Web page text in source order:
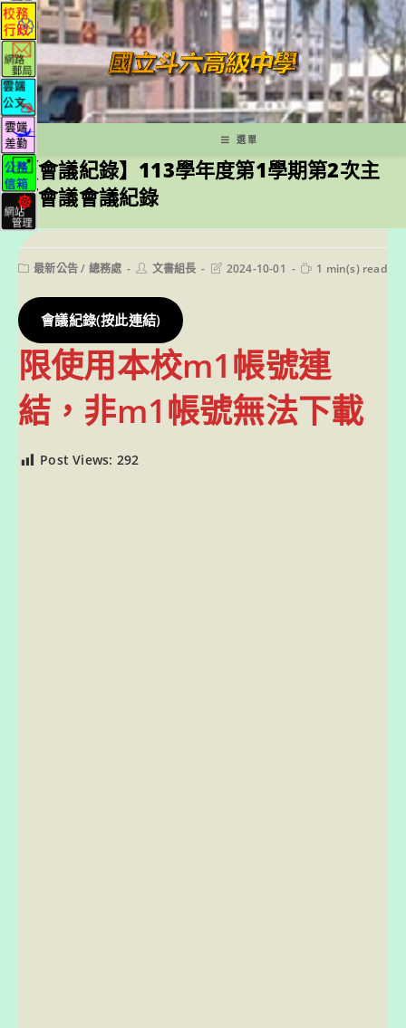
跳
轉
至
主
要
內
容
選單
【會議紀錄】113學年度第1學期第2次主
管會議會議紀錄
Post最新公告/ 總務處
Post文書組長
Post2024-10-01
Reading
1 min(s) read
會議紀錄(按此連結)
限使用本校m1帳號連
結，非m1帳號無法下載
Post Views: 292